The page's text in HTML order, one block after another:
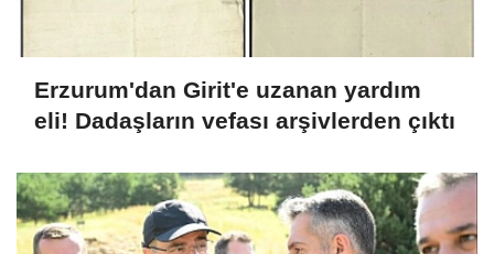
Erzurum'dan Girit'e uzanan yardım
eli! Dadaşların vefası arşivlerden çıktı